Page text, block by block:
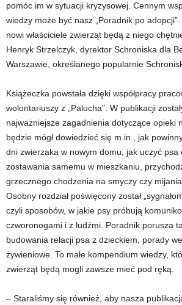
pomóc im w sytuacji kryzysowej. Cennym
wiedzy może być nasz „Poradnik po
nowi właściciele zwierząt będą z niego
Henryk Strzelczyk, dyrektor Schroniska dla
Warszawie, określanego popularnie
Książeczka powstała dzięki współpracy
wolontariuszy z „Palucha”. W publikacji
najważniejsze zagadnienia dotyczące opieki
będzie mógł dowiedzieć się m.in., jak
dni zwierzaka w nowym domu, jak uczyć psa
zostawania samemu w mieszkaniu,
grzecznego chodzenia na smyczy czy
Osobny rozdział poświęcony został
czyli sposobów, w jakie psy próbują
czworonogami i z ludźmi. Poradnik porusza
budowania relacji psa z dzieckiem, porady
żywieniowe. To małe kompendium wiedzy,
zwierząt będą mogli zawsze mieć pod ręką.
– Staraliśmy się również, aby nasza